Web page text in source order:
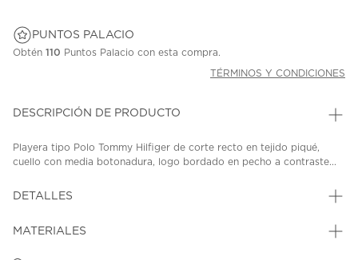
PUNTOS PALACIO
Obtén 110 Puntos Palacio con esta compra.
TÉRMINOS Y CONDICIONES
DESCRIPCIÓN DE PRODUCTO
Playera tipo Polo Tommy Hilfiger de corte recto en tejido piqué,
cuello con media botonadura, logo bordado en pecho a contraste...
DETALLES
MATERIALES